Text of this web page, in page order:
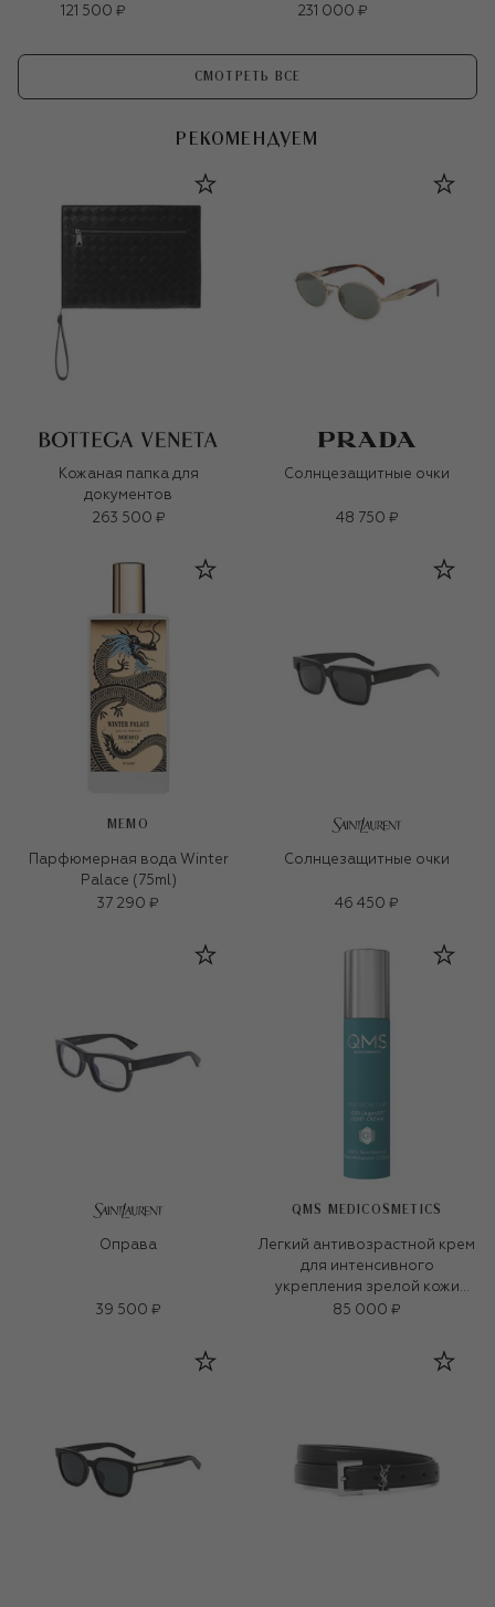
121 500 ₽
231 000 ₽
СМОТРЕТЬ ВСЕ
РЕКОМЕНДУЕМ
Кожаная папка для
документов
263 500 ₽
Солнцезащитные очки
48 750 ₽
MEMO
Парфюмерная вода Winter
Palace (75ml)
37 290 ₽
Солнцезащитные очки
46 450 ₽
Оправа
39 500 ₽
QMS MEDICOSMETICS
Легкий антивозрастной крем
для интенсивного
укрепления зрелой кожи
«3D-коллаген» (50ml)
85 000 ₽